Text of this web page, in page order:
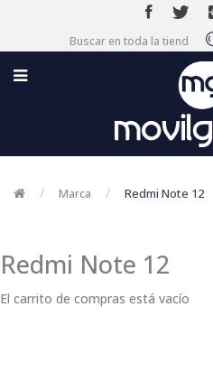
Marca Redmi Note 12
Redmi Note 12
El carrito de compras está vacío